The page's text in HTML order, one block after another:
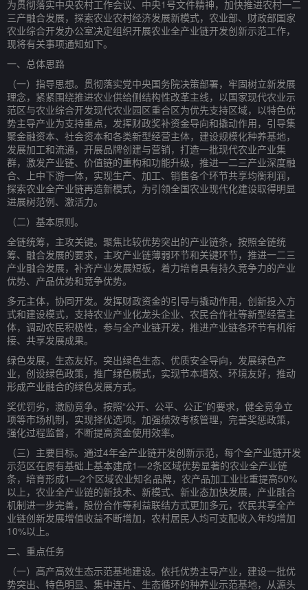
为贯彻落实中央农村工作会议、中央1号文件精神，加快推进农村一二
三产融合发展，探索农业农村经济发展新模式，农业部、财政部国家
农业综合开发办公室决定组织开展农业全产业链开发创新示范工作，
现将有关事项通知如下。
一、总体思路
（一）指导思想。贯彻落实党中央国务院决策部署，牢固树立新发展
理念，紧紧围绕推进农业供给侧结构性改革主线，以国家现代农业示
范区与农业综合开发现代农业园区重合区为优先支持区域，以特色优
势主导产业为支持重点，发挥财政奖补资金导向和撬动作用，引导集
聚金融资本、社会资本和各类新型经营主体，建设规模化种养基地，
发展加工和流通，开展品牌创建与营销，打造一批现代农业产业集
群，激发产业链、价值链的重构和功能升级，推进一二三产业深度融
合、上中下游一体，实现生产、加工、销售各个环节共享均衡利润，
探索农业全产业链再造新模式，为引领全国农业现代化建设取得明显
进展树范例、激活力。
（二）基本原则。
全链统筹，主攻关键。聚焦比较优势突出的产业链条，按照全链统
筹、融合发展的要求，主攻产业链薄弱环节和关键环节，推进一二三
产业融合发展，补齐产业发展短板，着力培育具有持久竞争力的产业
优势、产品优势和竞争优势。
多元主体，协同开发。发挥财政资金的引导与撬动作用，创新投入方
式和建设模式，支持农业产业化龙头企业、农民合作社等新型经营主
体，调动农民积极性，参与全产业链开发，推进产业链各环节有机衔
接、共享发展成果。
绿色发展，生态友好。突出绿色生态、优质安全导向，发展绿色产
业，创设绿色政策，推广绿色模式，实现节本增效、环境友好，推动
形成产业融合的绿色发展方式。
奖优罚劣，激励竞争。按照“公开、公平、公正”的要求，健全竞争立
项等市场机制，实现择优选项。加强绩效考核管理，完善奖惩政策，
强化过程监督，不断提高资金使用效率。
（三）主要目标。通过4年全产业链开发创新示范，每个全产业链开发
示范区在原有基础上基本建成1—2条区域优势显著的农业全产业链
条，培育形成1—2个区域农业知名品牌，农产品加工业比重提高50%
以上，农业全产业链的新技术、新模式、新业态加快发展，产业融合
机制进一步完善，股份合作等利益联结方式更加多元，农民共享全产
业链创新发展增值收益不断增加，农村居民人均可支配收入年均增加
10%以上。
二、重点任务
（一）高产高效生态示范基地建设。依托优势主导产业，建设一批优
势突出、特色明显、集中连片、生态循环的种养业示范基地，从源头